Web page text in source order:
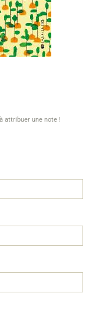
attribuer une note !